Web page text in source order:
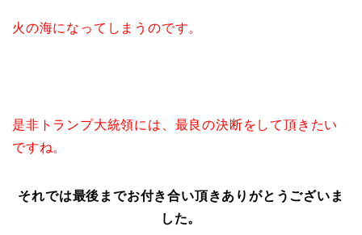
火の海になってしまうのです。
是非トランプ大統領には、最良の決断をして頂きたい
ですね。
それでは最後までお付き合い頂きありがとうございま
した。